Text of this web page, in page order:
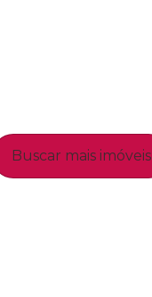
Buscar mais imóveis